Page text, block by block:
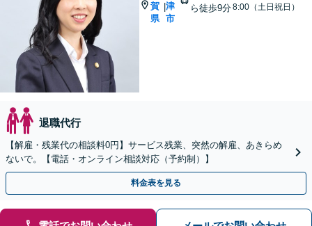
賀
県
|津
市
ら徒歩9分8:00（土日祝日）
退職代行
【解雇・残業代の相談料0円】サービス残業、突然の解雇、あきらめ
ないで。【電話・オンライン相談対応（予約制）】
料金表を見る